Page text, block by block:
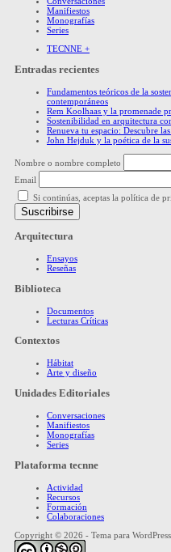
Manifiestos
Monografías
Series
TECNNE +
Entradas recientes
Fundamentos teóricos de la
contemporáneos
Rem Koolhaas y la promenade
Sostenibilidad en arquitectura
Renueva tu espacio: Descubre
John Hejduk y la poética de la
Nombre o nombre completo
Email
Si continúas, aceptas la política de
Arquitectura
Ensayos
Reseñas
Biblioteca
Documentos
Lecturas Críticas
Contextos
Hábitat
Arte y diseño
Unidades Editoriales
Conversaciones
Manifiestos
Monografías
Series
Plataforma tecnne
Actividad
Recursos
Formación
Colaboraciones
Copyright © 2026 - Tema para